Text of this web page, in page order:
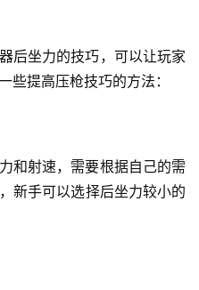
后坐力的技巧，可以让玩家
些提高压枪技巧的方法：
和射速，需要根据自己的需
新手可以选择后坐力较小的